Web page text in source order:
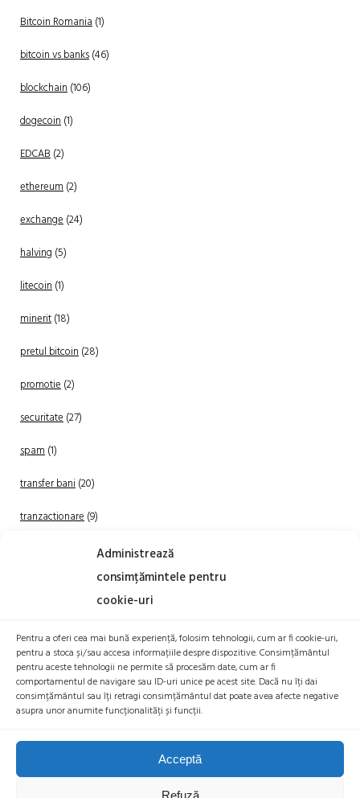
Administrează
consimțămintele pentru
cookie-uri
Pentru a oferi cea mai bună experiență, folosim tehnologii, cum ar fi cookie-uri,
pentru a stoca și/sau accesa informațiile despre dispozitive. Consimțământul
pentru aceste tehnologii ne permite să procesăm date, cum ar fi
comportamentul de navigare sau ID-uri unice pe acest site. Dacă nu îți dai
consimțământul sau îți retragi consimțământul dat poate avea afecte negative
asupra unor anumite funcționalități și funcții.
Acceptă
Refuză
Bitcoin Romania(1)
bitcoin vs banks(46)
blockchain(106)
dogecoin(1)
EDCAB(2)
ethereum(2)
exchange(24)
halving (5)
litecoin(1)
minerit(18)
pretul bitcoin(28)
promotie(2)
securitate(27)
spam(1)
transfer bani(20)
tranzactionare(9)
(20)
TRANZACTIONEAZA